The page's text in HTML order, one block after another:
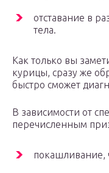
отставание в
тела.
Как только вы
курицы, сразу же
быстро сможет
В зависимости от
перечисленным
покашливание,